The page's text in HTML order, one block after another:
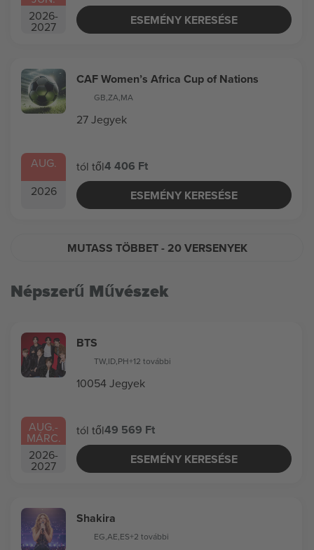
2026-
2027 ESEMÉNY KERESÉSE
AUG.
2026
CAF Women’s Africa Cup of Nations
GB,ZA,MA
27 Jegyek
tól től4 406 Ft
ESEMÉNY KERESÉSE
MUTASS TÖBBET- 20 VERSENYEK
Népszerű Művészek
AUG.-
MÁRC.
2026-
2027
BTS
TW,ID,PH+12 további
10054 Jegyek
tól től49 569 Ft
ESEMÉNY KERESÉSE
Shakira
EG,AE,ES+2 további